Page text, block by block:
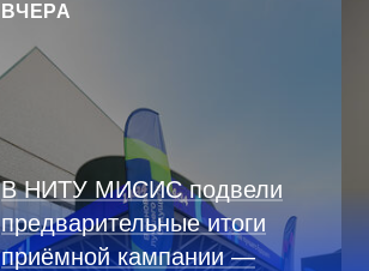
ВЧЕРА
В НИТУ МИСИС подвели
предварительные итоги
приёмной кампании —